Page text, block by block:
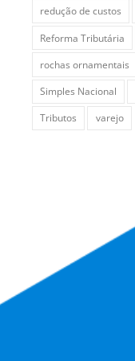
redução de custos
Reforma Tributária
rochas ornamentais
Simples Nacional
Tributos
varejo